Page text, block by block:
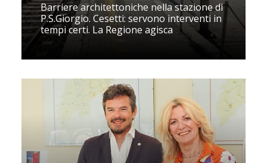
Barriere architettoniche nella stazione di
P.S.Giorgio. Cesetti: servono interventi in
tempi certi. La Regione agisca